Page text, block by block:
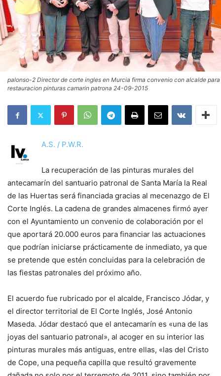
palonso-2 Director de corte ingles en Murcia firma convenio con alcalde para
restauracion pinturas camarin patrona 24-09-2015
A.S. / P.W.R.
La recuperación de las pinturas murales del
antecamarín del santuario patronal de Santa María la Real
de las Huertas será financiada gracias al mecenazgo de El
Corte Inglés. La cadena de grandes almacenes firmó ayer
con el Ayuntamiento un convenio de colaboración por el
que aportará 20.000 euros para financiar las actuaciones
que podrían iniciarse prácticamente de inmediato, ya que
se pretende que estén concluidas para la celebración de
las fiestas patronales del próximo año.
El acuerdo fue rubricado por el alcalde, Francisco Jódar, y
el director territorial de El Corte Inglés, José Antonio
Maseda. Jódar destacó que el antecamarín es «una de las
joyas del santuario patronal», al acoger en su interior las
pinturas murales más antiguas, entre ellas, «las del Cristo
de Cope, una pequeña capilla que resultó gravemente